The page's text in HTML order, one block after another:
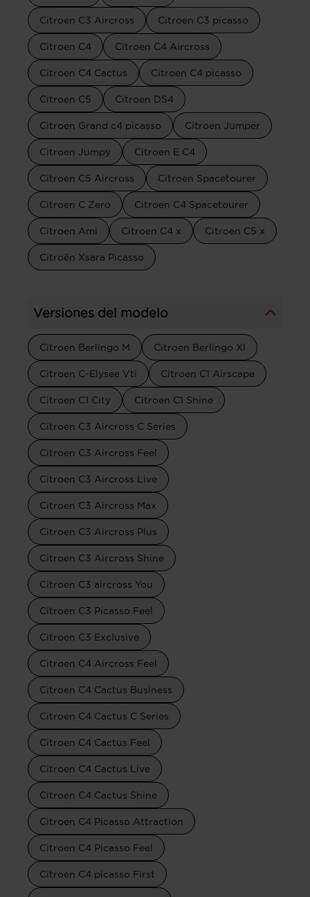
Citroen C3 Aircross Citroen C3 picasso
Citroen C4 Citroen C4 Aircross
Citroen C4 Cactus Citroen C4 picasso
Citroen C5 Citroen DS4
Citroen Grand c4 picasso Citroen Jumper
Citroen Jumpy Citroen E C4
Citroen C5 Aircross Citroen Spacetourer
Citroen C Zero Citroen C4 Spacetourer
Citroen Ami Citroen C4 x Citroen C5 x
Citroën Xsara Picasso
Versiones del modelo
Citroen Berlingo M Citroen Berlingo Xl
Citroen C-Elysee Vti Citroen C1 Airscape
Citroen C1 City Citroen C1 Shine
Citroen C3 Aircross C Series
Citroen C3 Aircross Feel
Citroen C3 Aircross Live
Citroen C3 Aircross Max
Citroen C3 Aircross Plus
Citroen C3 Aircross Shine
Citroen C3 aircross You
Citroen C3 Picasso Feel
Citroen C3 Exclusive
Citroen C4 Aircross Feel
Citroen C4 Cactus Business
Citroen C4 Cactus C Series
Citroen C4 Cactus Feel
Citroen C4 Cactus Live
Citroen C4 Cactus Shine
Citroen C4 Picasso Attraction
Citroen C4 Picasso Feel
Citroen C4 picasso First